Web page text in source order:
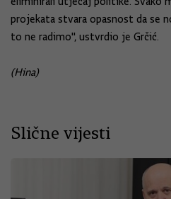
projekata stvara opasnost da se
to ne radimo", ustvrdio je Grčić.
(Hina)
Slične vijesti